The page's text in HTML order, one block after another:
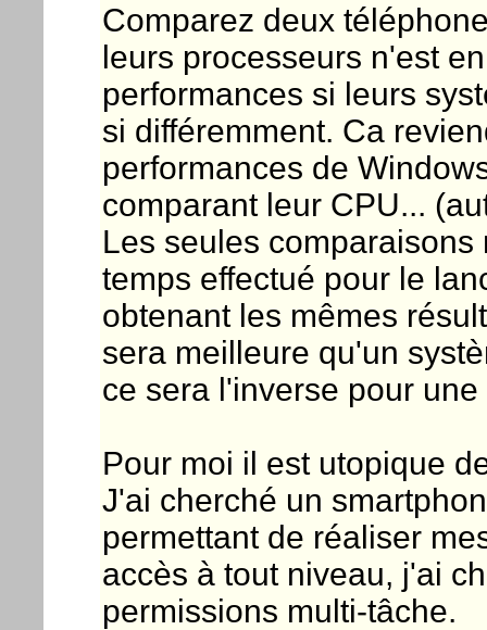
Comparez deux
leurs processeurs n'est
performances si leurs
si différemment. Ca
performances de
comparant leur CPU...
Les seules
temps effectué pour le
obtenant les mêmes
sera meilleure qu'un
ce sera l'inverse pour
Pour moi il est utopique
J'ai cherché un
permettant de réaliser
accès à tout niveau, j'ai
permissions multi-tâche.